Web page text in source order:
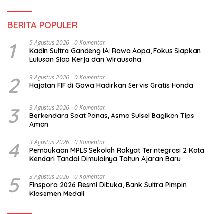
BERITA POPULER
1 5 Agustus 2026 0 Komentar
Kadin Sultra Gandeng IAI Rawa Aopa, Fokus Siapkan
Lulusan Siap Kerja dan Wirausaha
2 3 Agustus 2026 0 Komentar
Hajatan FIF di Gowa Hadirkan Servis Gratis Honda
3 3 Agustus 2026 0 Komentar
Berkendara Saat Panas, Asmo Sulsel Bagikan Tips
Aman
4 3 Agustus 2026 0 Komentar
Pembukaan MPLS Sekolah Rakyat Terintegrasi 2 Kota
Kendari Tandai Dimulainya Tahun Ajaran Baru
5 3 Agustus 2026 0 Komentar
Finspora 2026 Resmi Dibuka, Bank Sultra Pimpin
Klasemen Medali